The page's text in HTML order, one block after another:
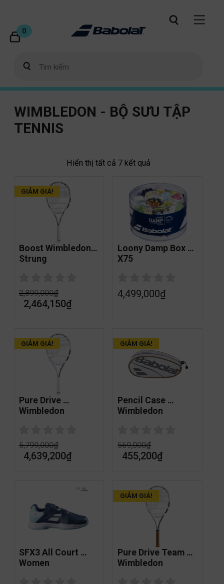
0
WIMBLEDON - BỘ SƯU TẬP
TENNIS
Hiển thị tất cả 7 kết quả
GIẢM GIÁ!
Boost Wimbledon
Strung
2,899,000₫
2,464,150₫
Loony Damp Box
X75
4,499,000₫
GIẢM GIÁ!
Pure Drive
Wimbledon
5,799,000₫
4,639,200₫
GIẢM GIÁ!
Pencil Case
Wimbledon
569,000₫
455,200₫
SFX3 All Court
Women
GIẢM GIÁ!
Pure Drive Team
Wimbledon